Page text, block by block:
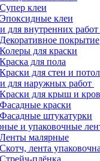
Супер клеи
Эпоксидные клеи
для внутренних работ
Декоративное покрытие
Колеры для краски
Краска для пола
Краски для стен и
для наружных работ
Краски для крыш и
Фасадные краски
Фасадные штукатурки
и упаковочные
Ленты малярные
Скотч, лента
Стрейч-плёнка